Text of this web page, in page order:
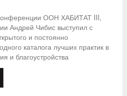
ООН ХАБИТАТ III,
Андрей Чибис выступил с
и постоянно
каталога лучших практик в
и благоустройства